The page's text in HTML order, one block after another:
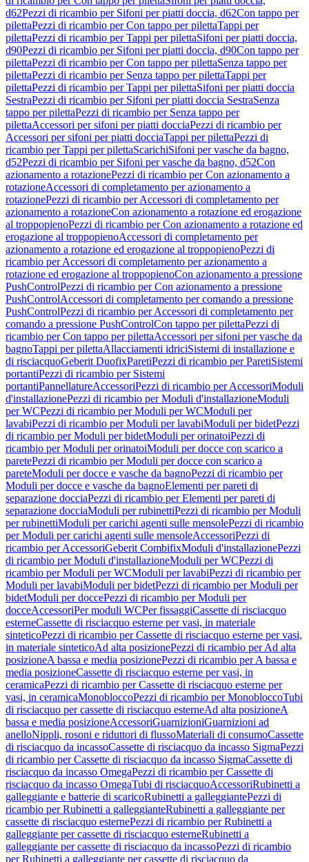
d62Pezzi di ricambio per Sifoni per piatti doccia, d62Con tappo per
pilettaPezzi di ricambio per Con tappo per pilettaTappi per
pilettaPezzi di ricambio per Tappi per pilettaSifoni per piatti doccia,
d90Pezzi di ricambio per Sifoni per piatti doccia, d90Con tappo per
pilettaPezzi di ricambio per Con tappo per pilettaSenza tappo per
pilettaPezzi di ricambio per Senza tappo per pilettaTappi per
pilettaPezzi di ricambio per Tappi per pilettaSifoni per piatti doccia
SestraPezzi di ricambio per Sifoni per piatti doccia SestraSenza
tappo per pilettaPezzi di ricambio per Senza tappo per
pilettaAccessori per sifoni per piatti docciaPezzi di ricambio per
Accessori per sifoni per piatti docciaTappi per pilettaPezzi di
ricambio per Tappi per pilettaScarichiSifoni per vasche da bagno,
d52Pezzi di ricambio per Sifoni per vasche da bagno, d52Con
azionamento a rotazionePezzi di ricambio per Con azionamento a
rotazioneAccessori di completamento per azionamento a
rotazionePezzi di ricambio per Accessori di completamento per
azionamento a rotazioneCon azionamento a rotazione ed erogazione
al troppopienoPezzi di ricambio per Con azionamento a rotazione ed
erogazione al troppopienoAccessori di completamento per
azionamento a rotazione ed erogazione al troppopienoPezzi di
ricambio per Accessori di completamento per azionamento a
rotazione ed erogazione al troppopienoCon azionamento a pressione
PushControlPezzi di ricambio per Con azionamento a pressione
PushControlAccessori di completamento per comando a pressione
PushControlPezzi di ricambio per Accessori di completamento per
comando a pressione PushControlCon tappo per pilettaPezzi di
ricambio per Con tappo per pilettaAccessori per sifoni per vasche da
bagnoTappi per pilettaAllacciamenti idriciSistemi di installazione e
di risciacquoGeberit DuofixParetiPezzi di ricambio per ParetiSistemi
portantiPezzi di ricambio per Sistemi
portantiPannellatureAccessoriPezzi di ricambio per AccessoriModuli
d'installazionePezzi di ricambio per Moduli d'installazioneModuli
per WCPezzi di ricambio per Moduli per WCModuli per
lavabiPezzi di ricambio per Moduli per lavabiModuli per bidetPezzi
di ricambio per Moduli per bidetModuli per orinatoiPezzi di
ricambio per Moduli per orinatoiModuli per docce con scarico a
paretePezzi di ricambio per Moduli per docce con scarico a
pareteModuli per docce e vasche da bagnoPezzi di ricambio per
Moduli per docce e vasche da bagnoElementi per pareti di
separazione docciaPezzi di ricambio per Elementi per pareti di
separazione docciaModuli per rubinettiPezzi di ricambio per Moduli
per rubinettiModuli per carichi agenti sulle mensolePezzi di ricambio
per Moduli per carichi agenti sulle mensoleAccessoriPezzi di
ricambio per AccessoriGeberit CombifixModuli d'installazionePezzi
di ricambio per Moduli d'installazioneModuli per WCPezzi di
ricambio per Moduli per WCModuli per lavabiPezzi di ricambio per
Moduli per lavabiModuli per bidetPezzi di ricambio per Moduli per
bidetModuli per doccePezzi di ricambio per Moduli per
docceAccessoriPer moduli WCPer fissaggiCassette di risciacquo
esterneCassette di risciacquo esterne per vasi, in materiale
sinteticoPezzi di ricambio per Cassette di risciacquo esterne per vasi,
in materiale sinteticoAd alta posizionePezzi di ricambio per Ad alta
posizioneA bassa e media posizionePezzi di ricambio per A bassa e
media posizioneCassette di risciacquo esterne per vasi, in
ceramicaPezzi di ricambio per Cassette di risciacquo esterne per
vasi, in ceramicaMonobloccoPezzi di ricambio per MonobloccoTubi
di risciacquo per cassette di risciacquo esterneAd alta posizioneA
bassa e media posizioneAccessoriGuarnizioniGuarnizioni ad
anelloNippli, rosoni e riduttori di flussoMateriali di consumoCassette
di risciacquo da incassoCassette di risciacquo da incasso SigmaPezzi
di ricambio per Cassette di risciacquo da incasso SigmaCassette di
risciacquo da incasso OmegaPezzi di ricambio per Cassette di
risciacquo da incasso OmegaTubi di risciacquoAccessoriRubinetti a
galleggiante e batterie di scaricoRubinetti a galleggiantePezzi di
ricambio per Rubinetti a galleggianteRubinetti a galleggiante per
cassette di risciacquo esternePezzi di ricambio per Rubinetti a
galleggiante per cassette di risciacquo esterneRubinetti a
galleggiante per cassette di risciacquo da incassoPezzi di ricambio
per Rubinetti a galleggiante per cassette di risciacquo da